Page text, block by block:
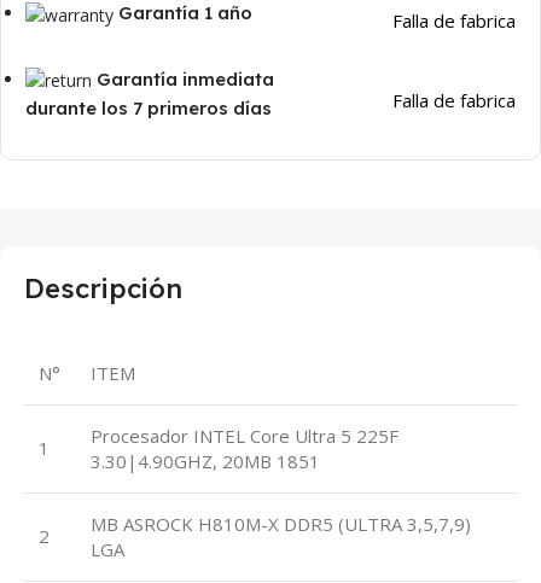
Garantía 1 año Falla de fabrica
Garantía inmediata
durante los 7 primeros días
Falla de fabrica
Descripción
N° ITEM
1
Procesador INTEL Core Ultra 5 225F
3.30|4.90GHZ, 20MB 1851
2
MB ASROCK H810M-X DDR5 (ULTRA 3,5,7,9)
LGA